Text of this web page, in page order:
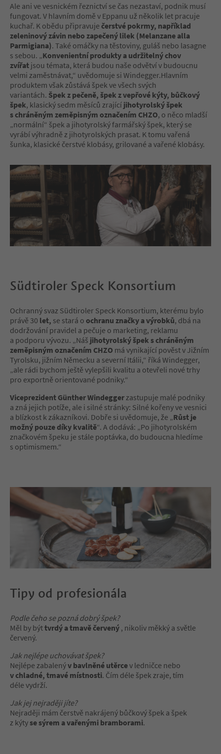
Ale ani ve vesnickém řeznictví se čas nezastaví, podnik musí
fungovat. V hlavním domě v Eppanu už několik let pracuje
kuchař. K obědu připravuje čerstvé pokrmy, například
zeleninový závin nebo zapečený lilek (Melanzane alla
Parmigiana). Také omáčky na těstoviny, guláš nebo lasagne
s sebou. „Konvenientní produkty a udržitelný chov
zvířat jsou témata, která budou naše odvětví v budoucnu
velmi zaměstnávat,“ uvědomuje si Windegger.Hlavním
produktem však zůstává špek ve všech svých
variantách. Špek z pečeně, špek z vepřové kýty, bůčkový
špek, klasický sedm měsíců zrající jihotyrolský špek
s chráněným zeměpisným označením CHZO, o něco mladší
„normální“ špek a jihotyrolský farmářský špek, který se
vyrábí výhradně z jihotyrolských prasat. K tomu vařená
šunka, klasické čerstvé klobásy, grilované a vařené klobásy.
Südtiroler Speck Konsortium
Ochranný svaz Südtiroler Speck Konsortium, kterému bylo
právě 30 let, se stará o ochranu značky a výrobků, dbá na
dodržování pravidel a pečuje o marketing, reklamu
a podporu vývozu. „Náš jihotyrolský špek s chráněným
zeměpisným označením CHZO má vynikající pověst v Jižním
Tyrolsku, jižním Německu a severní Itálii,“ říká Windegger,
„ale rádi bychom ještě vylepšili kvalitu a otevřeli nové trhy
pro exportně orientované podniky.“
Viceprezident Günther Windegger zastupuje malé podniky
a zná jejich potíže, ale i silné stránky: Silné kořeny ve vesnici
a blízkost k zákazníkovi. Dobře si uvědomuje, že „Růst je
možný pouze díky kvalitě“. A dodává: „Po jihotyrolském
značkovém špeku je stále poptávka, do budoucna hledíme
s optimismem.“
Tipy od profesionála
Podle čeho se pozná dobrý špek?
Měl by býttvrdý a tmavě červený , nikoliv měkký a světle
červený.
Jak nejlépe uchovávat špek?
Nejlépe zabalenýv bavlněné utěrcev ledničce nebo
v chladné, tmavé místnosti. Čím déle špek zraje, tím
déle vydrží.
Jak jej nejraději jíte?
Nejraději mám čerstvě nakrájený bůčkový špek a špek
z kýtyse sýrem a vařenými bramborami.